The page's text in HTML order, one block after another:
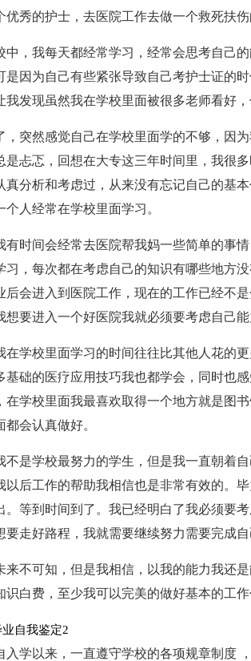
优秀的护士，去医院工作去做一个救死扶伤
中，我每天都经常学习，经常会思考自己
是因为自己有些紧张导致自己考护士证的
我发现虽然我在学校里面被很多老师看好
，突然感觉自己在学校里面学的不够，因
是忐忑，回想在大专这三年时间里，我很
真分析和考虑过，从来没有忘记自己的基
个人经常在学校里面学习。
有时间会经常去医院帮我妈一些简单的事
习，每次都在考虑自己的知识有哪些地方
后会进入到医院工作，现在的工作已经不
想要进入一个好医院我就必须要考虑自己
在学校里面学习的时间往往比其他人花的
基础的医疗应用技巧我也都学会，同时也
在学校里面我最喜欢取得一个地方就是图
都会认真做好。
不是学校最努力的学生，但是我一直朝着
以后工作的帮助我相信也是非常有效的。
。等到时间到了。我已经明白了我必须要
要走好路程，我就需要继续努力需要完成自
来不可知，但是我相信，以我的能力我还
识白费，至少我可以完美的做好基本的工
自我鉴定2
入学以来，一直遵守学校的各项规章制度